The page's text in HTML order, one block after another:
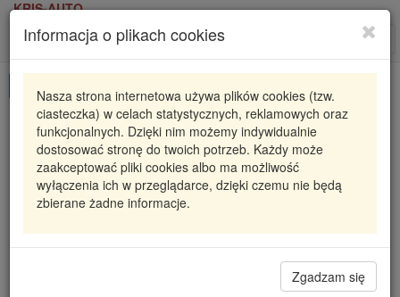
KRIS-AUTO
Informacja o plikach cookies
Nasza strona internetowa używa plików cookies (tzw.
ciasteczka) w celach statystycznych, reklamowych oraz
funkcjonalnych. Dzięki nim możemy indywidualnie
dostosować stronę do twoich potrzeb. Każdy może
zaakceptować pliki cookies albo ma możliwość
wyłączenia ich w przeglądarce, dzięki czemu nie będą
zbierane żadne informacje.
Zgadzam się
Karta produktu
EA2375108 POLCAR
ZACISK HAMULCOWY JAGUAR XJ, 07.68-02.93
546,77 zł
Radzyń 0
Filia Lublin 0
Polcar